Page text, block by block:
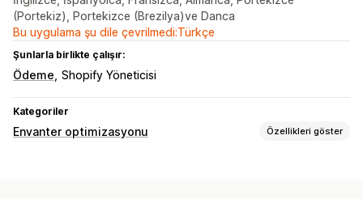
(Portekiz), Portekizce (Brezilya)ve Danca
Bu uygulama şu dile çevrilmedi:Türkçe
Şunlarla birlikte çalışır:
Ödeme Shopify Yöneticisi
Kategoriler
Envanter optimizasyonu Özellikleri göster